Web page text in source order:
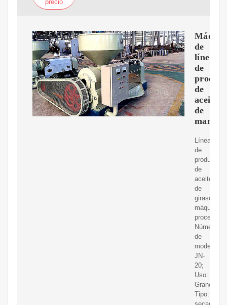
precio
de
línea
de
de
aceite
de
maní/
Línea
de
producción
de
aceite
de
girasol,
máquina
Número
de
modelo:
JN-
20;
Uso:
Grano;
Tipo: